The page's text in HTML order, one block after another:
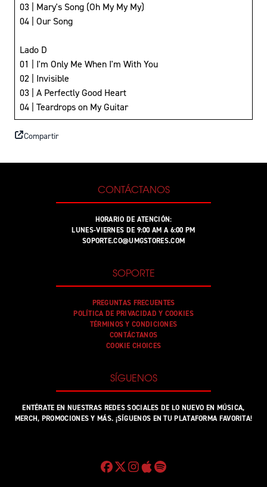
03 | Mary's Song (Oh My My My)
04 | Our Song
Lado D
01 | I'm Only Me When I'm With You
02 | Invisible
03 | A Perfectly Good Heart
04 | Teardrops on My Guitar
Compartir
CONTÁCTANOS
HORARIO DE ATENCIÓN:
LUNES-VIERNES DE 9:00 AM A 6:00 PM
SOPORTE.CO@UMGSTORES.COM
SOPORTE
PREGUNTAS FRECUENTES
POLÍTICA DE PRIVACIDAD Y COOKIES
TÉRMINOS Y CONDICIONES
CONTÁCTANOS
COOKIE CHOICES
SÍGUENOS
ENTÉRATE EN NUESTRAS REDES SOCIALES DE LO NUEVO EN MÚSICA,
MERCH, PROMOCIONES Y MÁS. ¡SÍGUENOS EN TU PLATAFORMA FAVORITA!